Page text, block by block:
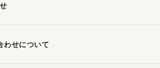
わせについて